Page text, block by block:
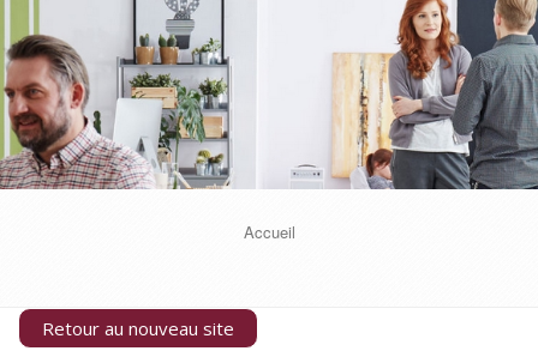
Accueil
Retour au nouveau site